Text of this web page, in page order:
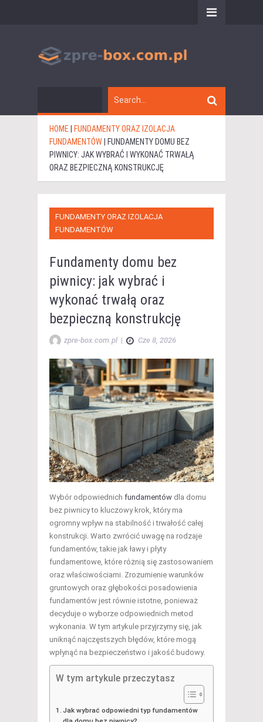
HOME
FUNDAMENTY ORAZ IZOLACJA
FUNDAMENTÓW
FUNDAMENTY DOMU BEZ
PIWNICY: JAK WYBRAĆ I WYKONAĆ TRWAŁĄ
ORAZ BEZPIECZNĄ KONSTRUKCJĘ
FUNDAMENTY ORAZ IZOLACJA
FUNDAMENTÓW
Fundamenty domu bez
piwnicy: jak wybrać i
wykonać trwałą oraz
bezpieczną konstrukcję
zpre-box.com.pl | Cze 8, 2026
Wybór odpowiednich fundamentów dla domu
bez piwnicy to kluczowy krok, który ma
ogromny wpływ na stabilność i trwałość całej
konstrukcji. Warto zwrócić uwagę na rodzaje
fundamentów, takie jak ławy i płyty
fundamentowe, które różnią się zastosowaniem
oraz właściwościami. Zrozumienie warunków
gruntowych oraz głębokości posadowienia
fundamentów jest równie istotne, ponieważ
decyduje o wyborze odpowiednich metod
wykonania. W tym artykule przyjrzymy się, jak
uniknąć najczęstszych błędów, które mogą
wpłynąć na bezpieczeństwo i jakość budowy.
W tym artykule przeczytasz
Jak wybrać odpowiedni typ fundamentów